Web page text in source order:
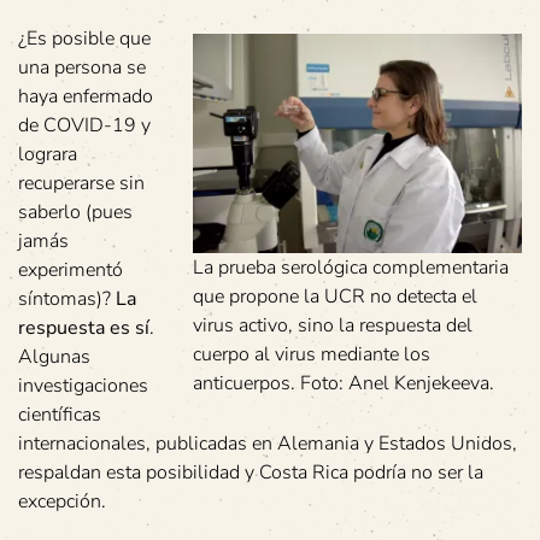
La prueba serológica complementaria
que propone la UCR no detecta el
virus activo, sino la respuesta del
cuerpo al virus mediante los
anticuerpos. Foto: Anel Kenjekeeva.
¿Es posible que
una persona se
haya enfermado
de COVID-19 y
lograra
recuperarse sin
saberlo (pues
jamás
experimentó
síntomas)? La
respuesta es sí.
Algunas
investigaciones
científicas
internacionales, publicadas en Alemania y Estados Unidos,
respaldan esta posibilidad y Costa Rica podría no ser la
excepción.